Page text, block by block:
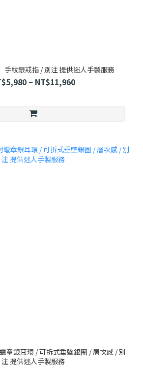
手紋銀戒指 / 別注 提供迷人手製服務
~ NT$11,960
章銀耳環 / 可拆式垂墜銀圈 / 層次感 / 別
注 提供迷人手製服務